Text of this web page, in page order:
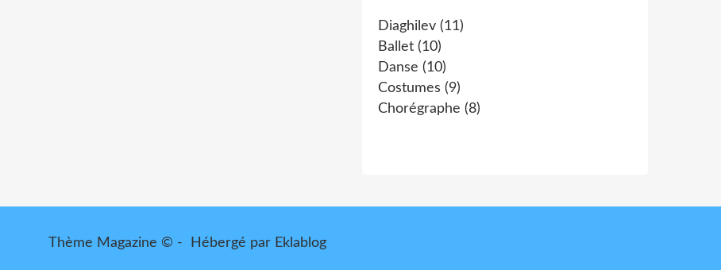
Diaghilev (11)
Ballet (10)
Danse (10)
Costumes (9)
Chorégraphe (8)
Thème Magazine © - Hébergé par Eklablog